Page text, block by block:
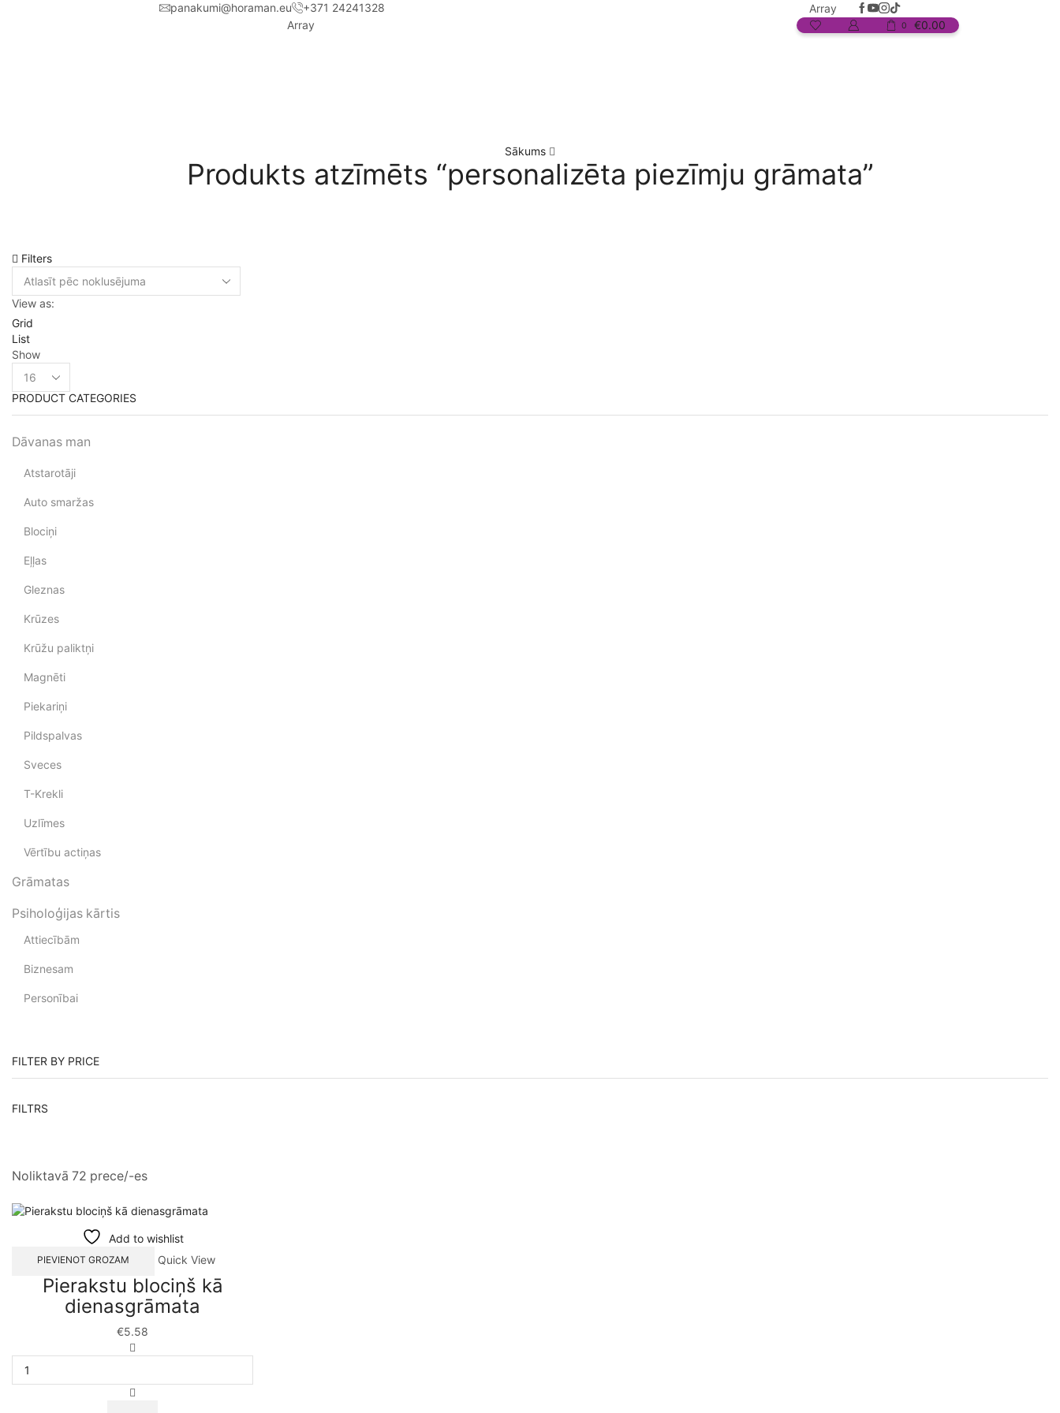
panakumi@horaman.eu +371 24241328
Array
Array
0 €0.00
Sākums
Produkts atzīmēts “personalizēta piezīmju grāmata”
Filters
View as:
Grid
List
Show
PRODUCT CATEGORIES
Dāvanas man
Atstarotāji
Auto smaržas
Blociņi
Eļļas
Gleznas
Krūzes
Krūžu paliktņi
Magnēti
Piekariņi
Pildspalvas
Sveces
T-Krekli
Uzlīmes
Vērtību actiņas
Grāmatas
Psiholoģijas kārtis
Attiecībām
Biznesam
Personībai
FILTER BY PRICE
FILTRS
Noliktavā 72 prece/-es
Add to wishlist
PIEVIENOT GROZAM Quick View
Pierakstu blociņš kā
dienasgrāmata
€5.58